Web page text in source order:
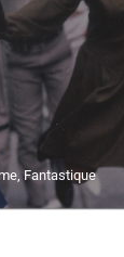
Fantastique